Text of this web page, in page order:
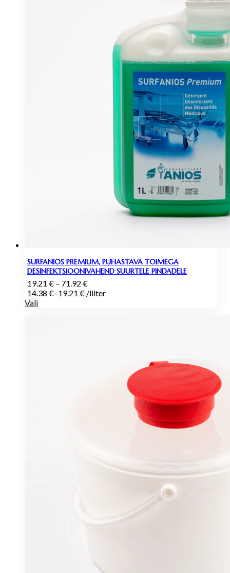
SURFANIOS PREMIUM, PUHASTAVA TOIMEGA
DESINFEKTSIOONIVAHEND SUURTELE PINDADELE
19.21 € – 71.92 €Hinnavahemik:
19.21 €
14.38 €–19.21 € /liiter
Vali